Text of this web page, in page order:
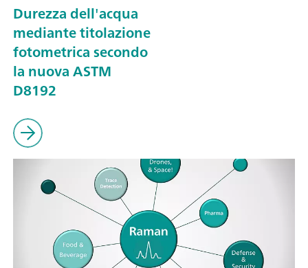
Durezza dell'acqua
mediante titolazione
fotometrica secondo
la nuova ASTM
D8192